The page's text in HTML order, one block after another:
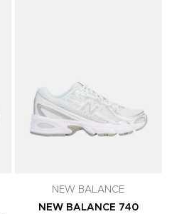
NEW BALANCE
NEW BALANCE 740